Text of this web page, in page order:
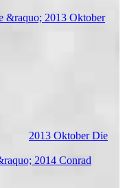
2013 Oktober Die